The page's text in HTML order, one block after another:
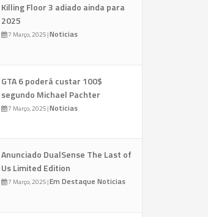
Killing Floor 3 adiado ainda para
2025
7 Março, 2025|Noticias
GTA 6 poderá custar 100$
segundo Michael Pachter
7 Março, 2025|Noticias
Anunciado DualSense The Last of
Us Limited Edition
7 Março, 2025|Em Destaque Noticias